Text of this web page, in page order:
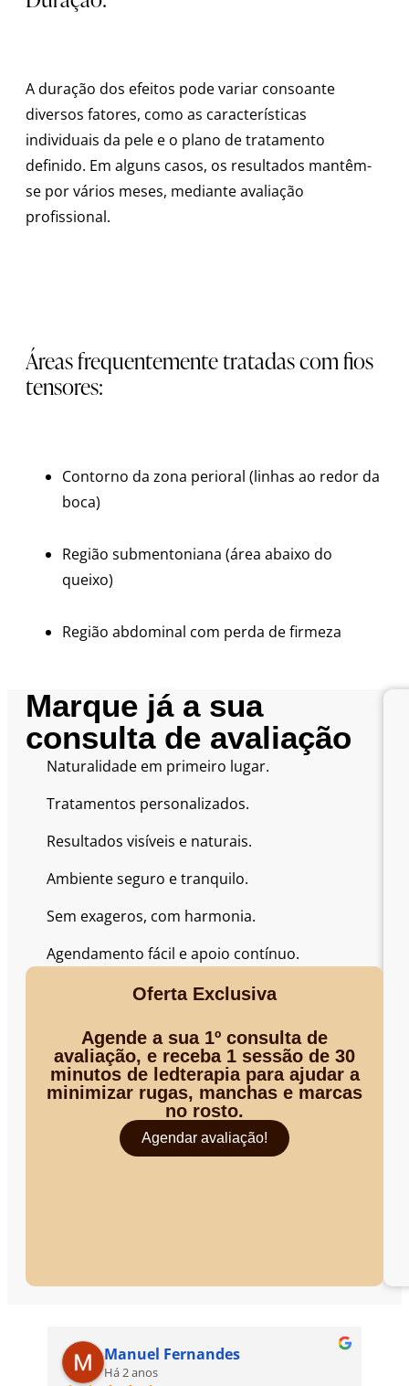
A duração dos efeitos pode variar consoante
diversos fatores, como as características
individuais da pele e o plano de tratamento
definido. Em alguns casos, os resultados mantêm-
se por vários meses, mediante avaliação
profissional.
Áreas frequentemente tratadas com fios
tensores:
Contorno da zona perioral (linhas ao redor da
boca)
Região submentoniana (área abaixo do
queixo)
Região abdominal com perda de firmeza
Marque já a sua
consulta de avaliação
Naturalidade em primeiro lugar.
Tratamentos personalizados.
Resultados visíveis e naturais.
Ambiente seguro e tranquilo.
Sem exageros, com harmonia.
Agendamento fácil e apoio contínuo.
Oferta Exclusiva
Agende a sua 1º consulta de
avaliação, e receba 1 sessão de 30
minutos de ledterapia para ajudar a
minimizar rugas, manchas e marcas
no rosto.
Agendar avaliação!
Manuel Fernandes
Há 2 anos